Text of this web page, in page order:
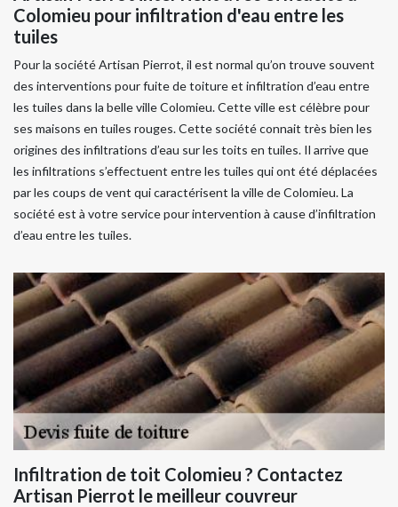
Colomieu pour infiltration d'eau entre les
tuiles
Pour la société Artisan Pierrot, il est normal qu’on trouve souvent
des interventions pour fuite de toiture et infiltration d’eau entre
les tuiles dans la belle ville Colomieu. Cette ville est célèbre pour
ses maisons en tuiles rouges. Cette société connait très bien les
origines des infiltrations d’eau sur les toits en tuiles. Il arrive que
les infiltrations s’effectuent entre les tuiles qui ont été déplacées
par les coups de vent qui caractérisent la ville de Colomieu. La
société est à votre service pour intervention à cause d’infiltration
d’eau entre les tuiles.
Infiltration de toit Colomieu ? Contactez
Artisan Pierrot le meilleur couvreur